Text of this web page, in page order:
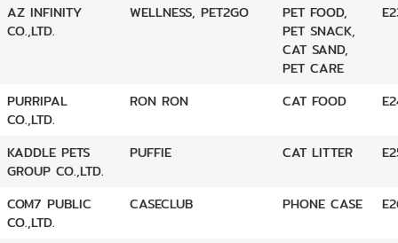
AZ INFINITY
CO.,LTD.
WELLNESS, PET2GO
PET FOOD,
PET SNACK,
CAT SAND,
PET CARE
PURRIPAL
CO.,LTD.
RON RON CAT FOOD
KADDLE PETS
GROUP CO.,LTD.
PUFFIE CAT LITTER
COM7 PUBLIC
CO.,LTD.
CASECLUB PHONE CASE